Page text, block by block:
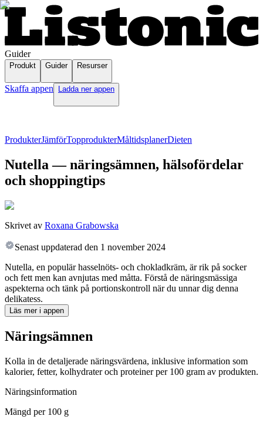
Guider
Produkt Guider Resurser
Skaffa appen Ladda ner appen
ProdukterJämförTopprodukterMåltidsplanerDieten
Nutella — näringsämnen, hälsofördelar
och shoppingtips
Skrivet av Roxana Grabowska
Senast uppdaterad den 1 november 2024
Nutella, en populär hasselnöts- och chokladkräm, är rik på socker
och fett men kan avnjutas med måtta. Förstå de näringsmässiga
aspekterna och tänk på portionskontroll när du unnar dig denna
delikatess.
Läs mer i appen
Näringsämnen
Kolla in de detaljerade näringsvärdena, inklusive information som
kalorier, fetter, kolhydrater och proteiner per 100 gram av produkten.
Näringsinformation
Mängd per100 g